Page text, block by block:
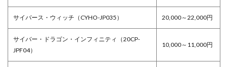
サイバース・ウィッチ（CYHO-JP035） 20,000～22,000円
サイバー・ドラゴン・インフィニティ（20CP-
JPF04）
10,000～11,000円